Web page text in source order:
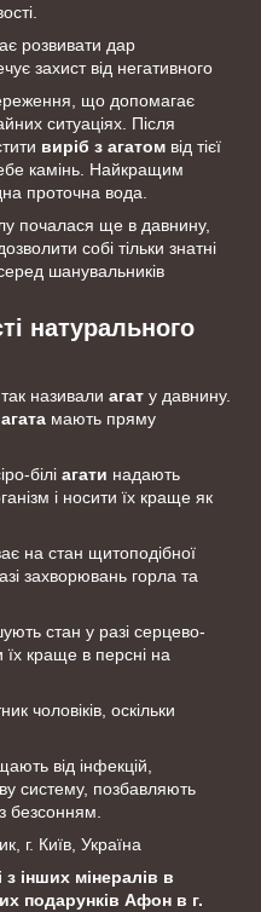
розвивати дар
захист від негативного
що допомагає
ситуаціях. Після
виріб з агатом від тієї
камінь. Найкращим
проточна вода.
почалася ще в давнину,
собі тільки знатні
шанувальників
натурального
називали агат у давнину.
агата мають пряму
білі агати надають
і носити їх краще як
на стан щитоподібної
захворювань горла та
стан у разі серцево-
краще в персні на
чоловіків, оскільки
від інфекцій,
систему, позбавляють
безсонням.
г. Київ, Україна
з інших мінералів в
подарунків Афон в г.